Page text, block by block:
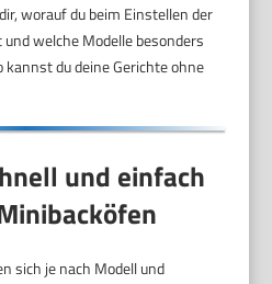
worauf du beim Einstellen der
welche Modelle besonders
du deine Gerichte ohne
und einfach
sich je nach Modell und